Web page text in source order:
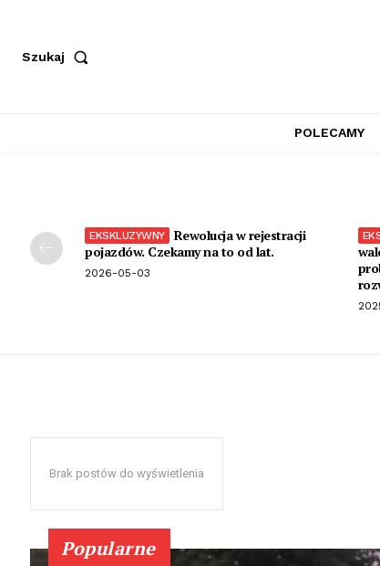
Szukaj
POLECAMY
Rewolucja w rejestracji
pojazdów. Czekamy na to od lat.
2026-05-03
Brak postów do wyświetlenia
Popularne